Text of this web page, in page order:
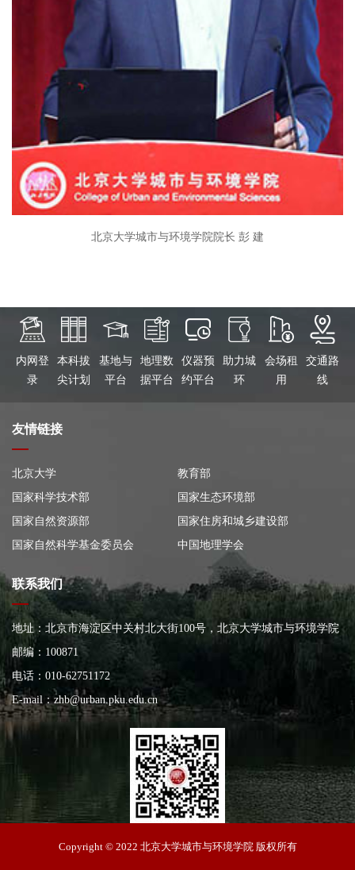
北京大学城市与环境学院院长 彭 建
内网登
录
本科拔
尖计划
基地与
平台
地理数
据平台
仪器预
约平台
助力城
环
会场租
用
交通路
线
友情链接
北京大学
教育部
国家科学技术部
国家生态环境部
国家自然资源部
国家住房和城乡建设部
国家自然科学基金委员会
中国地理学会
联系我们
地址：北京市海淀区中关村北大街100号，北京大学城市与环境学院
大楼
邮编：100871
电话：010-62751172
E-mail：zhb@urban.pku.edu.cn
北京大学城市与环境学院
Copyright © 2022 北京大学城市与环境学院 版权所有